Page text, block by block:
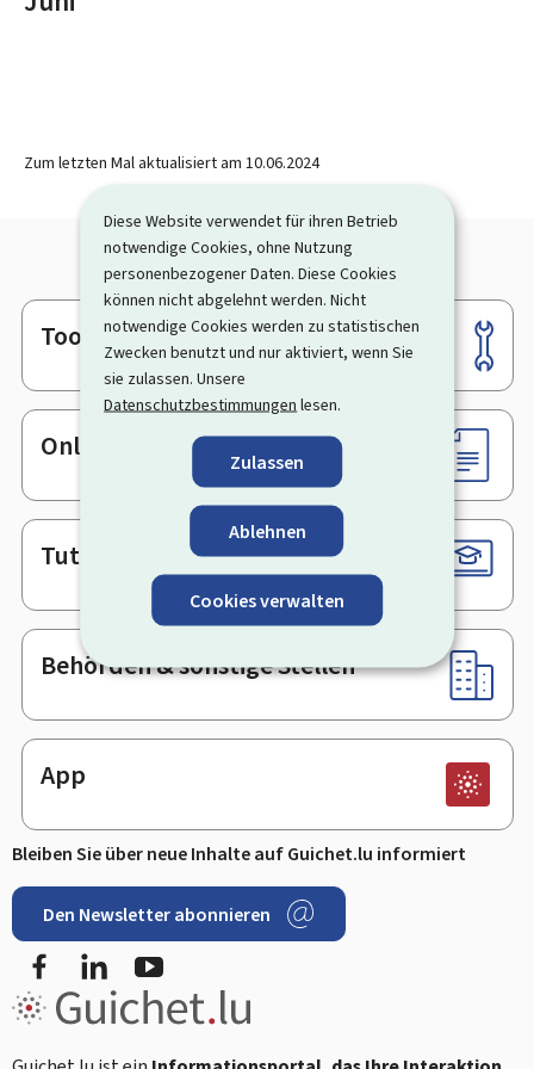
Diese Website verwendet für ihren Betrieb
notwendige Cookies, ohne Nutzung
personenbezogener Daten. Diese Cookies
können nicht abgelehnt werden. Nicht
notwendige Cookies werden zu statistischen
Zwecken benutzt und nur aktiviert, wenn Sie
sie zulassen. Unsere
Datenschutzbestimmungen lesen.
Zulassen
Ablehnen
Cookies verwalten
Zum letzten Mal aktualisiert am 10.06.2024
Footer
Tools
Online-Dienste & Formulare
Tutorials
Behörden & sonstige Stellen
App
Bleiben Sie über neue Inhalte auf Guichet.lu informiert
Den Newsletter abonnieren
FacebookLinkedIn